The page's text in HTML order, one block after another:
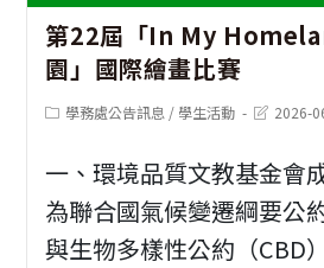
第22屆「In My
園」國際繪畫比賽
Post學務處公告訊息 / 學生活動
Post2026-
一、環境品質文教基金會
為聯合國氣候變遷綱要公約
與生物多樣性公約（CBD